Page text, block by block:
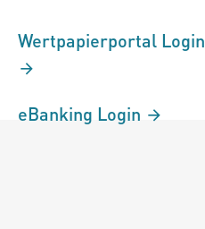
Wertpapierportal Login
eBanking Login